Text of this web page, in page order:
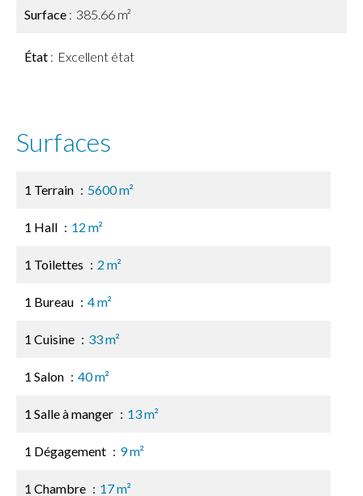
Surface 385.66 m²
État Excellent état
Surfaces
1 Terrain 5600 m²
1 Hall 12 m²
1 Toilettes 2 m²
1 Bureau 4 m²
1 Cuisine 33 m²
1 Salon 40 m²
1 Salle à manger 13 m²
1 Dégagement 9 m²
1 Chambre 17 m²